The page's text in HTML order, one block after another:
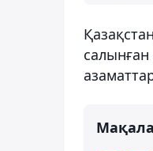
салынған